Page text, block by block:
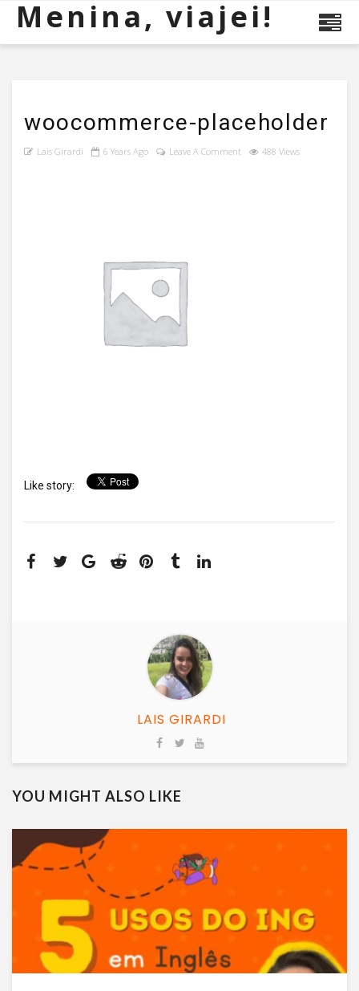
Menina, viajei!
woocommerce-placeholder
Lais Girardi 6 Years Ago Leave A Comment 488 Views
Like story:
LAIS GIRARDI
YOU MIGHT ALSO LIKE